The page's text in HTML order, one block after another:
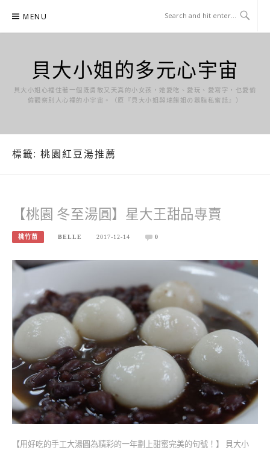
content
MENU
貝大小姐的多元心宇宙
貝大小姐心裡住著一個既勇敢又天真的小女孩，她愛吃、愛玩、愛寫字，也愛偷
偷觀察別人心裡的小宇宙。（原『貝大小姐與瑞餚姐の囂脂私蜜話』）
標籤: 桃園紅豆湯推薦
【桃園 冬至湯圓】星大王甜品專賣
桃竹苗 BELLE 2017-12-14 0
【用好吃的手工大湯圓為精彩的一年劃上甜蜜完美的句號！】 貝大小